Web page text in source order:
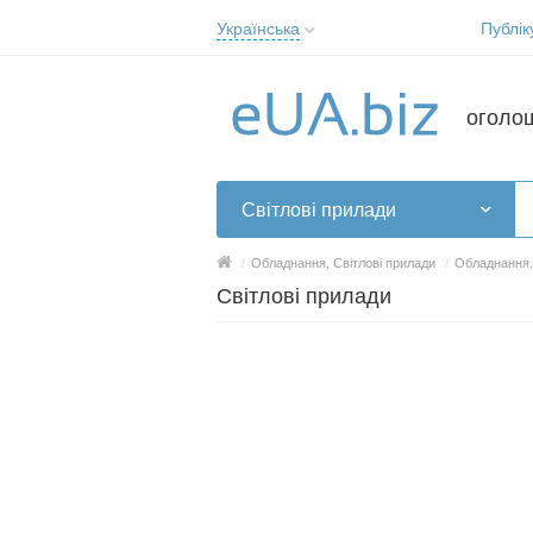
Українська
Українська
Світлові прилади
/ Обладнання, Світлові прилади / Обладнання,
Світлові прилади